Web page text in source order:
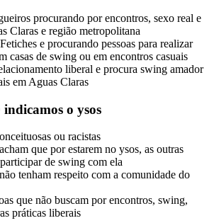
procurando por encontros, sexo real e
Claras e região metropolitana
e procurando pessoas para realizar
casas de swing ou em encontros casuais
liberal e procura swing amador
em Aguas Claras
o ysos
ou racistas
que por estarem no ysos, as outras
de swing com ela
tenham respeito com a comunidade do
que não buscam por encontros, swing,
práticas liberais